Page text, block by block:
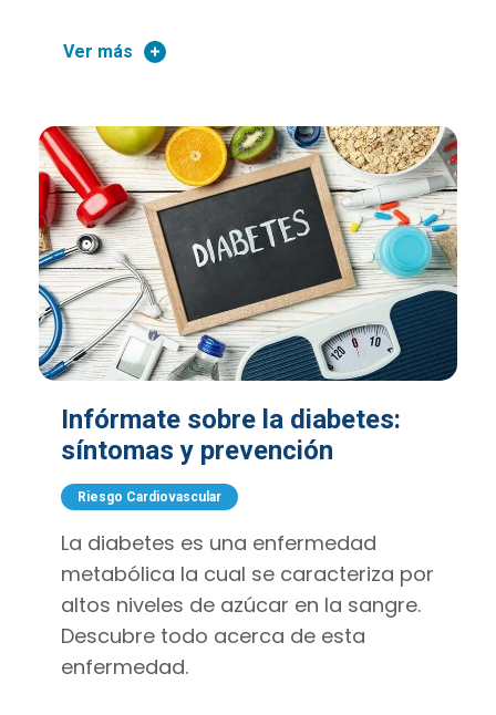
Ver más
Infórmate sobre la diabetes:
síntomas y prevención
Riesgo Cardiovascular
La diabetes es una enfermedad
metabólica la cual se caracteriza por
altos niveles de azúcar en la sangre.
Descubre todo acerca de esta
enfermedad.